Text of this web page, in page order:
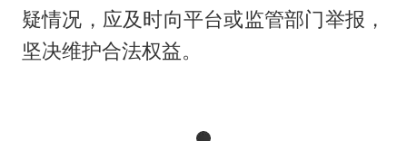
疑情况，应及时向平台或监管部门举报，
坚决维护合法权益。